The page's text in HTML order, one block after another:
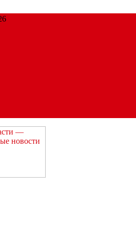
дня в Тульской области на сайте